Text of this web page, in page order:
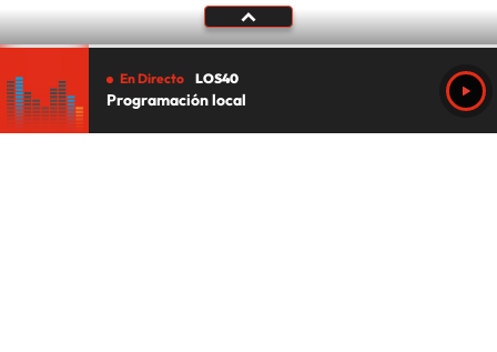
En Directo LOS40
Programación local